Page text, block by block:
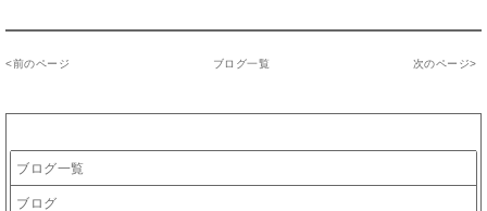
<前のページ ブログ一覧 次のページ>
ブログ一覧
ブログ